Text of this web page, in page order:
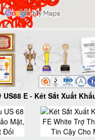
US88 E - Két Sắt Xuất